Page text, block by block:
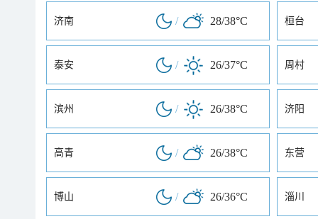
济南 / 28/38°C 桓台
泰安 / 26/37°C 周村
滨州 / 26/38°C 济阳
高青 / 26/38°C 东营
博山 / 26/36°C 淄川